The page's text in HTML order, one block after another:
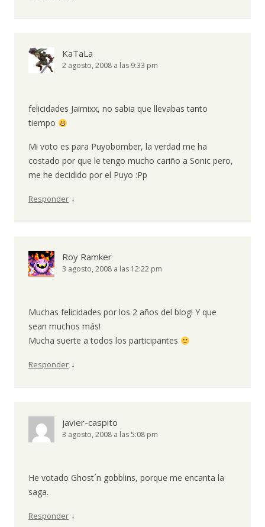
KaTaLa
2 agosto, 2008 a las 9:33 pm
felicidades Jaimixx, no sabia que llevabas tanto
tiempo
Mi voto es para Puyobomber, la verdad me ha
costado por que le tengo mucho cariño a Sonic pero,
me he decidido por el Puyo :Pp
Responder ↓
Roy Ramker
3 agosto, 2008 a las 12:22 pm
Muchas felicidades por los 2 años del blog! Y que
sean muchos más!
Mucha suerte a todos los participantes
Responder ↓
javier-caspito
3 agosto, 2008 a las 5:08 pm
He votado Ghost´n gobblins, porque me encanta la
saga.
Responder ↓